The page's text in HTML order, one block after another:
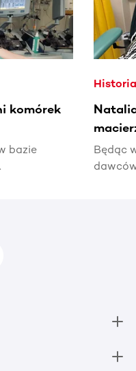
komórek
bazie
Będąc